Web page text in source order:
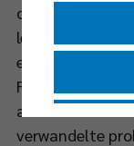
der
lediglich beim
Fehler begingen
ausschließlich
verwandelte